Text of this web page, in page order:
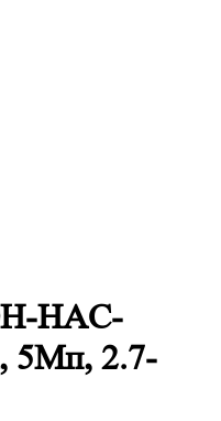
HAC-
5Mп, 2.7-